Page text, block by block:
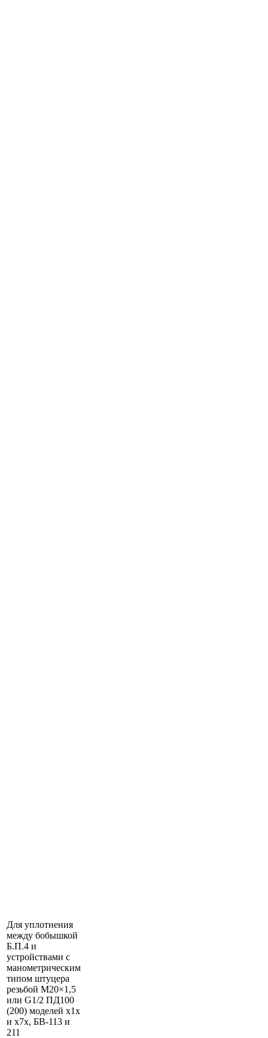
Для уплотнения
между бобышкой
Б.П.4 и
устройствами с
манометрическим
типом штуцера
резьбой М20×1,5
или G1/2 ПД100
(200) моделей х1х
и х7х, БВ-113 и
211